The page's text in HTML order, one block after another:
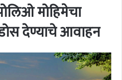
मोहिमेचा
देण्याचे आवाहन